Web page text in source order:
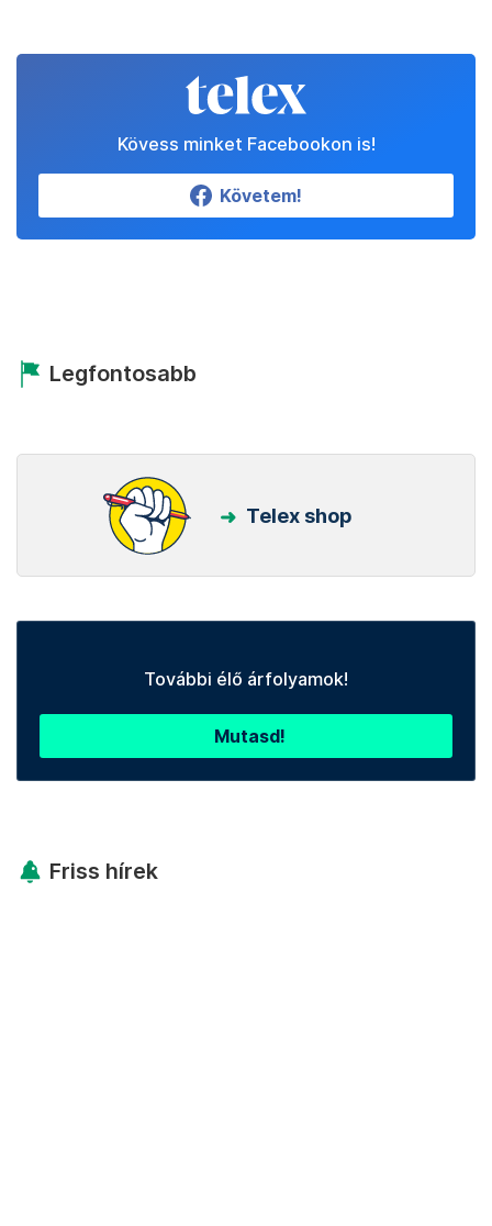
Kövess minket Facebookon is!
Követem!
Legfontosabb
Telex shop
További élő árfolyamok!
Mutasd!
Friss hírek